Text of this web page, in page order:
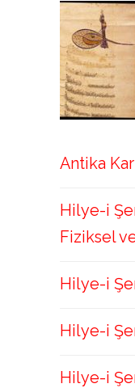
Antika
Hilye-i
Fiziksel
Hilye-i
Hilye-i
Hilye-i